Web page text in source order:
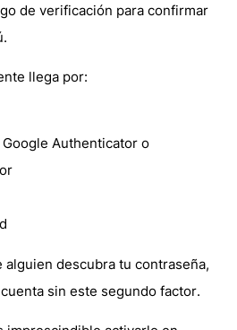
de verificación para confirmar
llega por:
Authenticator o
alguien descubra tu contraseña,
sin este segundo factor.